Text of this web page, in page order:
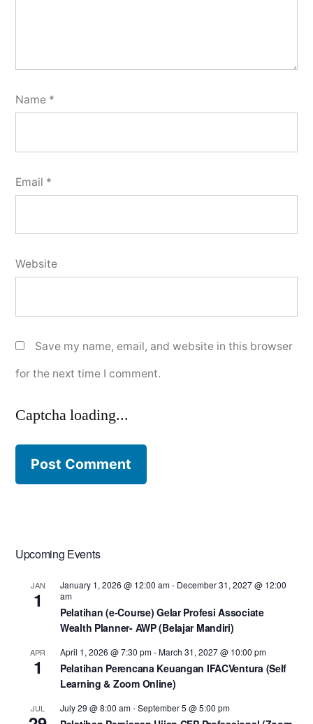
Name *
Email *
Website
Save my name, email, and website in this browser
for the next time I comment.
Captcha loading...
Upcoming Events
JAN
1
January 1, 2026 @ 12:00 am- December 31, 2027 @ 12:00
am
Pelatihan (e-Course) Gelar Profesi Associate
Wealth Planner- AWP (Belajar Mandiri)
APR
1
April 1, 2026 @ 7:30 pm-March 31, 2027 @ 10:00 pm
Pelatihan Perencana Keuangan IFACVentura (Self
Learning & Zoom Online)
JUL July 29 @ 8:00 am-September 5 @ 5:00 pm